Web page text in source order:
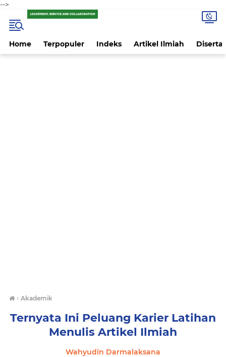
-->
Home Terpopuler Indeks Artikel Ilmiah
› Akademik
Ternyata Ini Peluang Karier Latihan
Menulis Artikel Ilmiah
Wahyudin Darmalaksana